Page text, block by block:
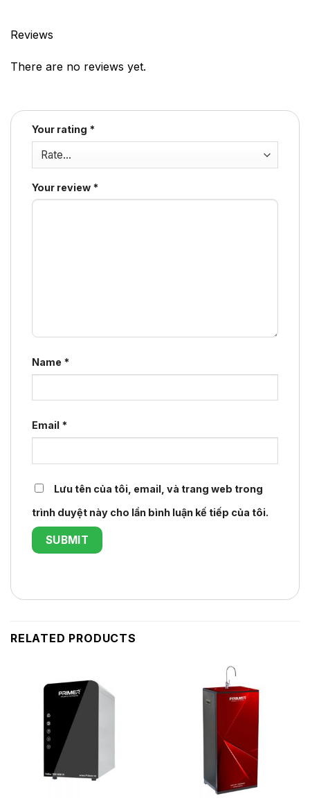
Reviews
There are no reviews yet.
Your rating *
Your review *
Name *
Email *
Lưu tên của tôi, email, và trang web trong
trình duyệt này cho lần bình luận kế tiếp của tôi.
RELATED PRODUCTS